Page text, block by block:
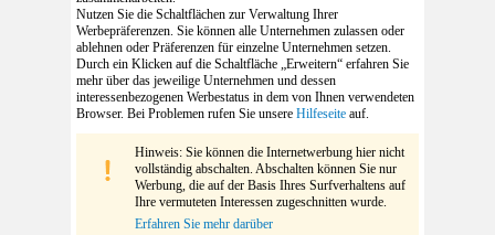
Nutzen Sie die Schaltflächen zur Verwaltung Ihrer
Werbepräferenzen. Sie können alle Unternehmen zulassen oder
ablehnen oder Präferenzen für einzelne Unternehmen setzen.
Durch ein Klicken auf die Schaltfläche „Erweitern“ erfahren Sie
mehr über das jeweilige Unternehmen und dessen
interessenbezogenen Werbestatus in dem von Ihnen verwendeten
Browser. Bei Problemen rufen Sie unsere Hilfeseite auf.
Hinweis: Sie können die Internetwerbung hier nicht
vollständig abschalten. Abschalten können Sie nur
Werbung, die auf der Basis Ihres Surfverhaltens auf
Ihre vermuteten Interessen zugeschnitten wurde.
Erfahren Sie mehr darüber